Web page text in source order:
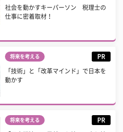
社会を動かすキーパーソン 税理士の
仕事に密着取材！
将来を考える PR
「技術」と「改革マインド」で日本を
動かす
将来を考える PR